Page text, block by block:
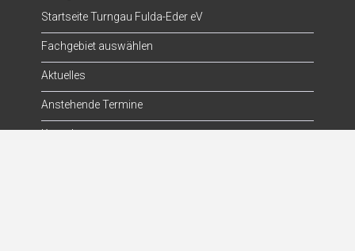
Startseite Turngau Fulda-Eder eV
Fachgebiet auswählen
Aktuelles
Anstehende Termine
Kontakt